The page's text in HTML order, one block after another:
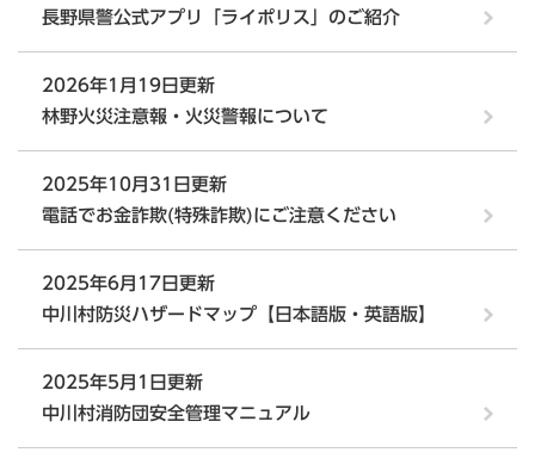
長野県警公式アプリ「ライポリス」のご紹介
2026年1月19日更新
林野火災注意報・火災警報について
2025年10月31日更新
電話でお金詐欺(特殊詐欺)にご注意ください
2025年6月17日更新
中川村防災ハザードマップ【日本語版・英語版】
2025年5月1日更新
中川村消防団安全管理マニュアル